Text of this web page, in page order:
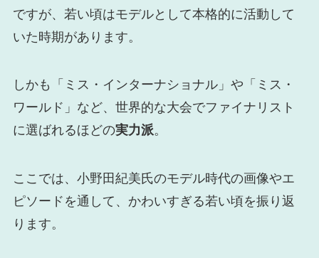
ですが、若い頃はモデルとして本格的に活動して
いた時期があります。
しかも「ミス・インターナショナル」や「ミス・
ワールド」など、世界的な大会でファイナリスト
に選ばれるほどの実力派。
ここでは、小野田紀美氏のモデル時代の画像やエ
ピソードを通して、かわいすぎる若い頃を振り返
ります。